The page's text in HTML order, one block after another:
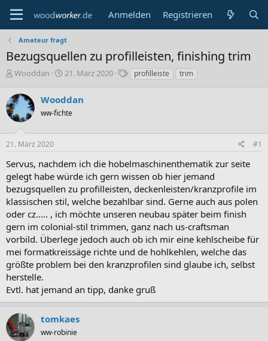
Anmelden Registrieren
Amateur fragt
Bezugsquellen zu profilleisten, finishing trim
E
s
t
e
l
e
Wooddan
E
s
t
e
l
m
21. März 2020
S
w
r
t
e
profilleiste trim
Wooddan
ww-fichte
21. März 2020 #1
Servus, nachdem ich die hobelmaschinenthematik zur seite
gelegt habe würde ich gern wissen ob hier jemand
bezugsquellen zu profilleisten, deckenleisten/kranzprofile im
klassischen stil, welche bezahlbar sind. Gerne auch aus polen
oder cz..... , ich möchte unseren neubau später beim finish
gern im colonial-stil trimmen, ganz nach us-craftsman
vorbild. Überlege jedoch auch ob ich mir eine kehlscheibe für
mei formatkreissäge richte und de hohlkehlen, welche das
größte problem bei den kranzprofilen sind glaube ich, selbst
herstelle.
Evtl. hat jemand an tipp, danke gruß
tomkaes
ww-robinie